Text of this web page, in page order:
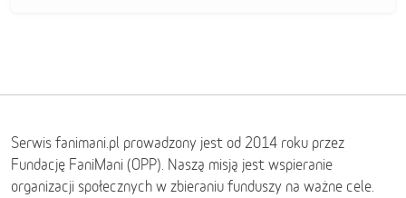
Serwis fanimani.pl prowadzony jest od 2014 roku przez
Fundację FaniMani (OPP). Naszą misją jest wspieranie
organizacji społecznych w zbieraniu funduszy na ważne cele.